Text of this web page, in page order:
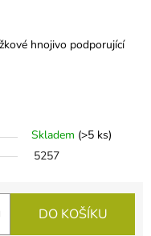
hnojivo podporující
Skladem (>5 ks)
5257
DO KOŠÍKU